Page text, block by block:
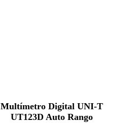
Multímetro Digital UNI-T
UT123D Auto Rango